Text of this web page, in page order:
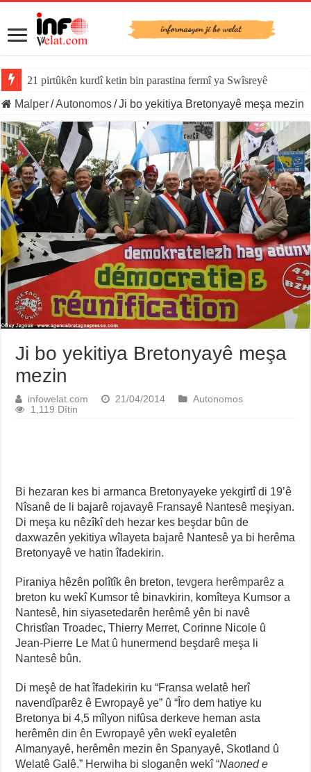
21 pirtûkên kurdî ketin bin parastina fermî ya Swîsreyê
Malper/Autonomos/Ji bo yekitiya Bretonyayê meşa mezin
Ji bo yekitiya Bretonyayê meşa
mezin
infowelat.com 21/04/2014
Autonomos
1,119 Dîtin
Bi hezaran kes bi armanca Bretonyayeke yekgirtî di 19’ê
Nîsanê de li bajarê rojavayê Fransayê Nantesê meşiyan.
Di meşa ku nêzîkî deh hezar kes beşdar bûn de
daxwazên yekitiya wîlayeta bajarê Nantesê ya bi herêma
Bretonyayê ve hatin îfadekirin.
Piraniya hêzên polîtîk ên breton,tevgera herêmparêza
breton ku wekî Kumsor tê binavkirin, komîteya Kumsor a
Nantesê, hin siyasetedarên herêmê yên bi navê
Christîan Troadec, Thierry Merret, Corinne Nicole û
Jean-Pierre Le Mat û hunermend beşdarê meşa li
Nantesê bûn.
Di meşê de hat îfadekirin ku “Fransa welatê herî
navendîparêz ê Ewropayê ye” û “Îro dem hatiye ku
Bretonya bi 4,5 mîlyon nifûsa derkeve heman asta
herêmên din ên Ewropayê yên wekî eyaletên
Almanyayê, herêmên mezin ên Spanyayê, Skotland û
Welatê Galê.” Herwiha bi sloganên wekî “Naoned e